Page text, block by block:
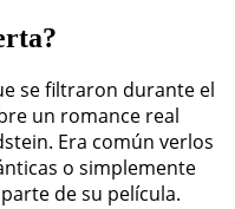
se filtraron durante el
un romance real
Era común verlos
o simplemente
de su película.